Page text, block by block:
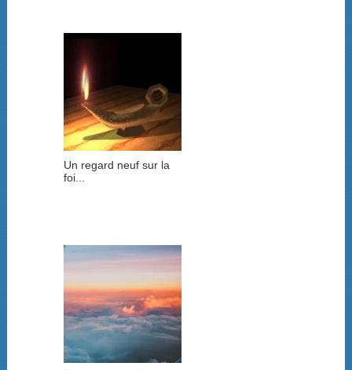
Un regard neuf sur la
foi...